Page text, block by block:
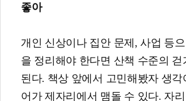
좋아
개인 신상이나 집안 문제, 사업 등
을 정리해야 한다면 산책 수준의 걷
된다. 책상 앞에서 고민해봤자 생각
어가 제자리에서 맴돌 수 있다. 자